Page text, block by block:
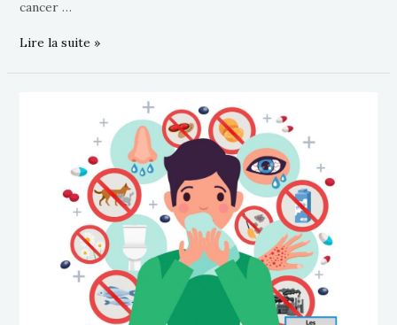
cancer …
Lire la suite »